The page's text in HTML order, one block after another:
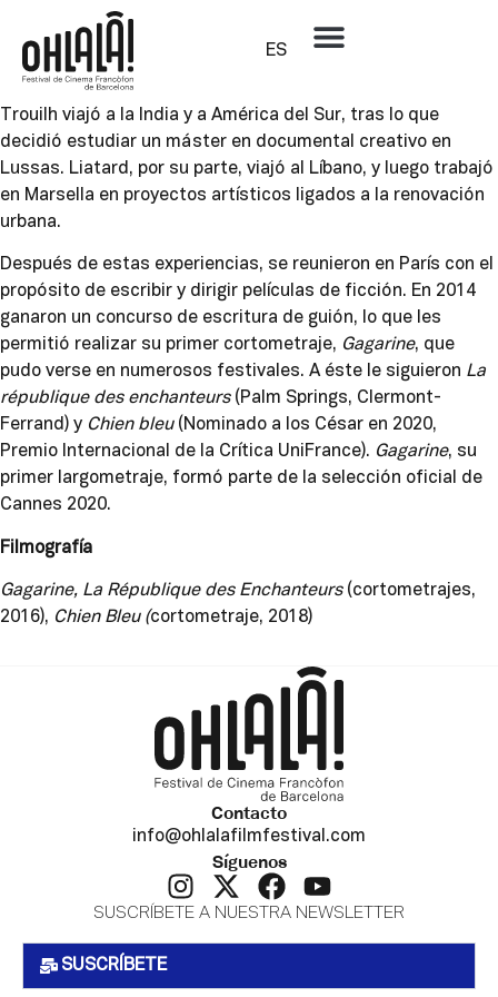
ES
Fanny Liatard y Jérémy Trouilh
Fanny Liatard y Jérémy Trouilh estudiaron juntos Ciencias
Políticas en Burdeos, para más adelante pasarse al cine.
Trouilh viajó a la India y a América del Sur, tras lo que
decidió estudiar un máster en documental creativo en
Lussas. Liatard, por su parte, viajó al Líbano, y luego trabajó
en Marsella en proyectos artísticos ligados a la renovación
urbana.
Después de estas experiencias, se reunieron en París con el
propósito de escribir y dirigir películas de ficción. En 2014
ganaron un concurso de escritura de guión, lo que les
permitió realizar su primer cortometraje, Gagarine, que
pudo verse en numerosos festivales. A éste le siguieron La
république des enchanteurs (Palm Springs, Clermont-
Ferrand) y Chien bleu (Nominado a los César en 2020,
Premio Internacional de la Crítica UniFrance). Gagarine, su
primer largometraje, formó parte de la selección oficial de
Cannes 2020.
Filmografía
Gagarine, La République des Enchanteurs(cortometrajes,
2016), Chien Bleu (cortometraje, 2018)
Contacto
info@ohlalafilmfestival.com
Síguenos
SUSCRÍBETE A NUESTRA NEWSLETTER
SUSCRÍBETE